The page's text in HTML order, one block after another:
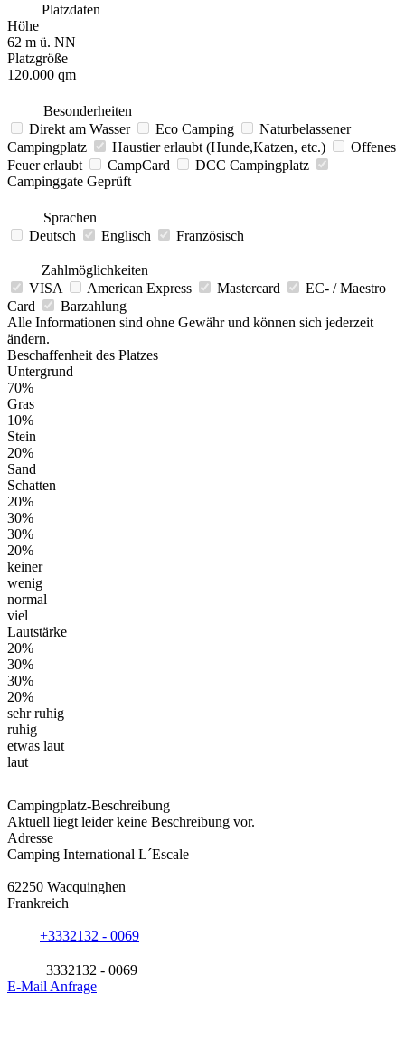
Platzdaten
Höhe
62 m ü. NN
Platzgröße
120.000 qm
Besonderheiten
Direkt am Wasser
Eco Camping
Naturbelassener
Campingplatz
Haustier erlaubt (Hunde,Katzen, etc.)
Offenes
Feuer erlaubt
CampCard
DCC Campingplatz
Campinggate Geprüft
Sprachen
Deutsch
Englisch Französisch
Zahlmöglichkeiten
VISA
American Express Mastercard
EC- / Maestro
Card
Barzahlung
Alle Informationen sind ohne Gewähr und können sich jederzeit
ändern.
Beschaffenheit des Platzes
Untergrund
70%
Gras
10%
Stein
20%
Sand
Schatten
20%
30%
30%
20%
keiner
wenig
normal
viel
Lautstärke
20%
30%
30%
20%
sehr ruhig
ruhig
etwas laut
laut
Campingplatz-Beschreibung
Aktuell liegt leider keine Beschreibung vor.
Adresse
Camping International L´Escale
62250 Wacquinghen
Frankreich
+3332132 - 0069
+3332132 - 0069
E-Mail Anfrage